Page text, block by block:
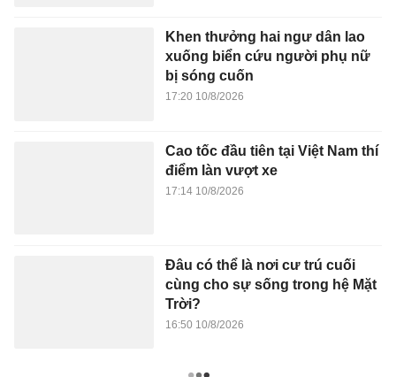
Chiến lược đọc sách hiệu quả
Quyền lực nào giúp
Facebook
Apple Watch gốm sắp trở lại
18:38 10/8/2026